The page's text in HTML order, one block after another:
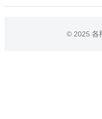
© 2025 各